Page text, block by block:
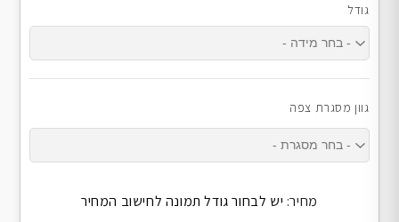
גודל
גוון מסגרת צפה
מחיר: יש לבחור גודל תמונה לחישוב המחיר